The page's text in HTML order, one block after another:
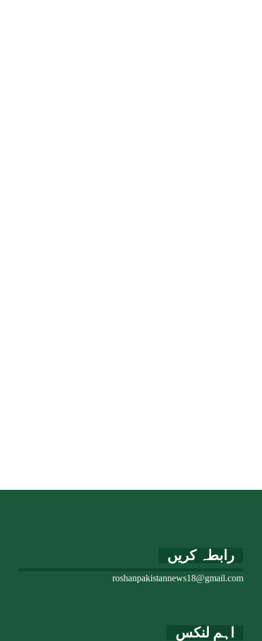
اہم لنکس
رابطہ کریں
roshanpakistannews18@gmail.com